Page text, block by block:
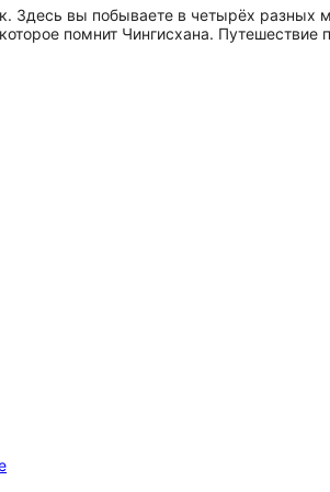
вы побываете в четырёх разных
помнит Чингисхана.